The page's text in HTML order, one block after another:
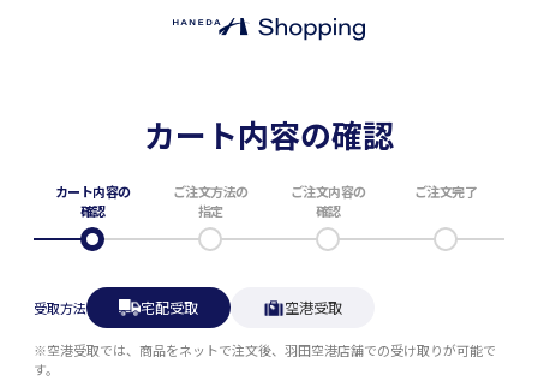
カート内容の確認
カート内容の
確認
ご注文方法の
指定
ご注文内容の
確認
ご注文完了
受取方法 宅配受取 空港受取
※空港受取では、商品をネットで注文後、羽田空港店舗での受け取りが可能で
す。